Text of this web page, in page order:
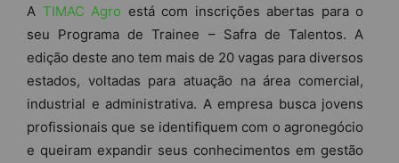
A TIMAC Agro está com inscrições abertas para o
seu Programa de Trainee – Safra de Talentos. A
edição deste ano tem mais de 20 vagas para diversos
estados, voltadas para atuação na área comercial,
industrial e administrativa. A empresa busca jovens
profissionais que se identifiquem com o agronegócio
e queiram expandir seus conhecimentos em gestão